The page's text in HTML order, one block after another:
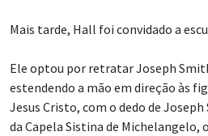
Mais tarde, Hall foi convidado a
Ele optou por retratar Joseph
estendendo a mão em direção às
Jesus Cristo, com o dedo de
da Capela Sistina de Michelangelo,